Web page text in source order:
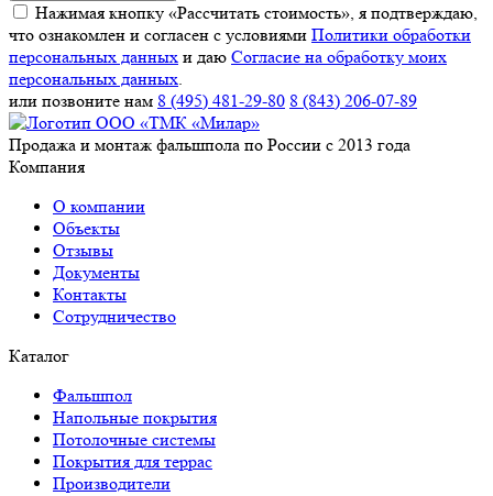
Нажимая кнопку «Рассчитать стоимость», я подтверждаю,
что ознакомлен и согласен с условиями Политики обработки
персональных данных и даю Согласие на обработку моих
персональных данных.
или позвоните нам 8 (495) 481-29-80 8 (843) 206-07-89
Продажа и монтаж фальшпола по России с 2013 года
Компания
О компании
Объекты
Отзывы
Документы
Контакты
Сотрудничество
Каталог
Фальшпол
Напольные покрытия
Потолочные системы
Покрытия для террас
Производители